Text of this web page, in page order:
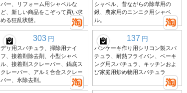
パー、リフォーム用シャベルな
ど、新しい商品をこぞって買い求
める狂乱状態。
シャベル、昔ながらの除草用の
鍬、農家用のニンニク用シャベ
ル。
303 円
デリ用スパチュラ、掃除用ナイ
フ、接着剤除去剤、小型シャベ
ル、接着剤スクレーパー、鍋底ス
クレーパー、アルミ合金スクレー
パー、氷除去剤。
137 円
パンケーキ作り用シリコン製スパ
チュラ、耐熱フライパン、ベーキ
ング用スパチュラ、キッチンおよ
び家庭用炒め物用スパチュラ